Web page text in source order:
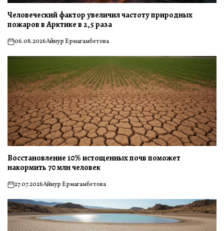
Человеческий фактор увеличил частоту природных
пожаров в Арктике в 2,5 раза
on06.08.2026Айнур Ермагамбетова
Восстановление 10% истощенных почв поможет
накормить 70 млн человек
on27.07.2026Айнур Ермагамбетова